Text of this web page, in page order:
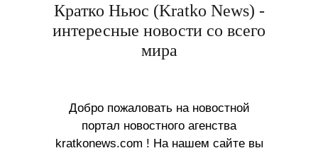
Кратко Ньюс (Kratko News) -
интересные новости со всего
мира
Добро пожаловать на новостной
портал новостного агенства
kratkonews.com ! На нашем сайте вы